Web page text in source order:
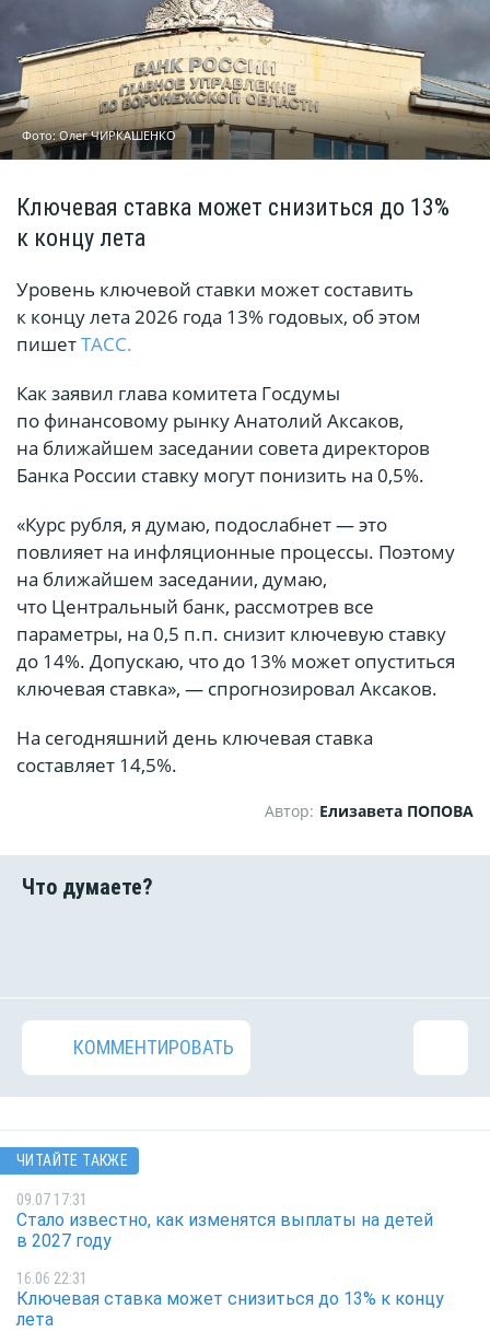
Фото: Олег ЧИРКАШЕНКО
Ключевая ставка может снизиться до 13%
к концу лета
Уровень ключевой ставки может составить
к концу лета 2026 года 13% годовых, об этом
пишетТАСС.
Как заявил глава комитета Госдумы
по финансовому рынку Анатолий Аксаков,
на ближайшем заседании совета директоров
Банка России ставку могут понизить на 0,5%.
«Курс рубля, я думаю, подослабнет — это
повлияет на инфляционные процессы. Поэтому
на ближайшем заседании, думаю,
что Центральный банк, рассмотрев все
параметры, на 0,5 п.п. снизит ключевую ставку
до 14%. Допускаю, что до 13% может опуститься
ключевая ставка», — спрогнозировал Аксаков.
На сегодняшний день ключевая ставка
составляет 14,5%.
Автор: Елизавета ПОПОВА
КОММЕНТИРОВАТЬ
ЧИТАЙТЕ ТАКЖЕ
09.07 17:31
Стало известно, как изменятся выплаты на детей
в 2027 году
16.06 22:31
Ключевая ставка может снизиться до 13% к концу
лета